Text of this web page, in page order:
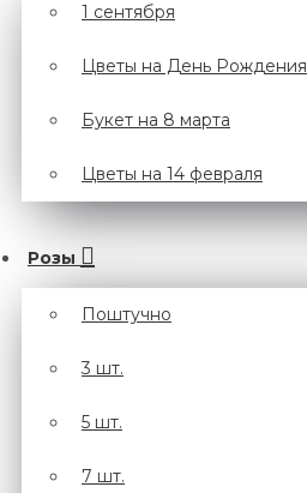
1 сентября
Цветы на День Рождения
Букет на 8 марта
Цветы на 14 февраля
Розы
Поштучно
3 шт.
5 шт.
7 шт.